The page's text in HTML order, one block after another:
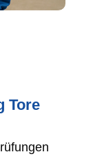
Tore